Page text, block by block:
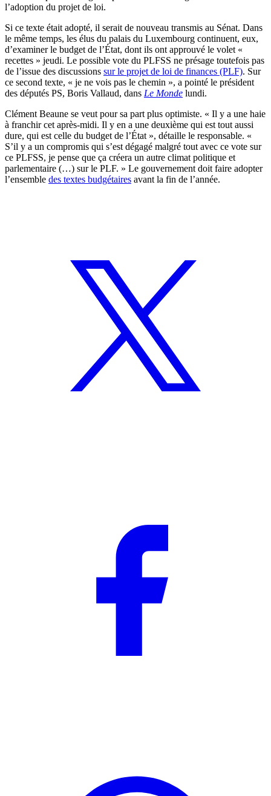
l’adoption du projet de loi.
Si ce texte était adopté, il serait de nouveau transmis au Sénat. Dans
le même temps, les élus du palais du Luxembourg continuent, eux,
d’examiner le budget de l’État, dont ils ont approuvé le volet «
recettes » jeudi. Le possible vote du PLFSS ne présage toutefois pas
de l’issue des discussions sur le projet de loi de finances (PLF). Sur
ce second texte, « je ne vois pas le chemin », a pointé le président
des députés PS, Boris Vallaud, dans Le Monde lundi.
Clément Beaune se veut pour sa part plus optimiste. « Il y a une haie
à franchir cet après-midi. Il y en a une deuxième qui est tout aussi
dure, qui est celle du budget de l’État », détaille le responsable. «
S’il y a un compromis qui s’est dégagé malgré tout avec ce vote sur
ce PLFSS, je pense que ça créera un autre climat politique et
parlementaire (…) sur le PLF. » Le gouvernement doit faire adopter
l’ensemble des textes budgétaires avant la fin de l’année.